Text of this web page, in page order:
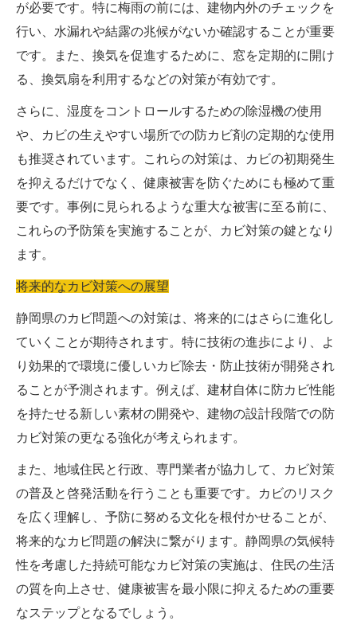
が必要です。特に梅雨の前には、建物内外のチェックを
行い、水漏れや結露の兆候がないか確認することが重要
です。また、換気を促進するために、窓を定期的に開け
る、換気扇を利用するなどの対策が有効です。
さらに、湿度をコントロールするための除湿機の使用
や、カビの生えやすい場所での防カビ剤の定期的な使用
も推奨されています。これらの対策は、カビの初期発生
を抑えるだけでなく、健康被害を防ぐためにも極めて重
要です。事例に見られるような重大な被害に至る前に、
これらの予防策を実施することが、カビ対策の鍵となり
ます。
将来的なカビ対策への展望
静岡県のカビ問題への対策は、将来的にはさらに進化し
ていくことが期待されます。特に技術の進歩により、よ
り効果的で環境に優しいカビ除去・防止技術が開発され
ることが予測されます。例えば、建材自体に防カビ性能
を持たせる新しい素材の開発や、建物の設計段階での防
カビ対策の更なる強化が考えられます。
また、地域住民と行政、専門業者が協力して、カビ対策
の普及と啓発活動を行うことも重要です。カビのリスク
を広く理解し、予防に努める文化を根付かせることが、
将来的なカビ問題の解決に繋がります。静岡県の気候特
性を考慮した持続可能なカビ対策の実施は、住民の生活
の質を向上させ、健康被害を最小限に抑えるための重要
なステップとなるでしょう。